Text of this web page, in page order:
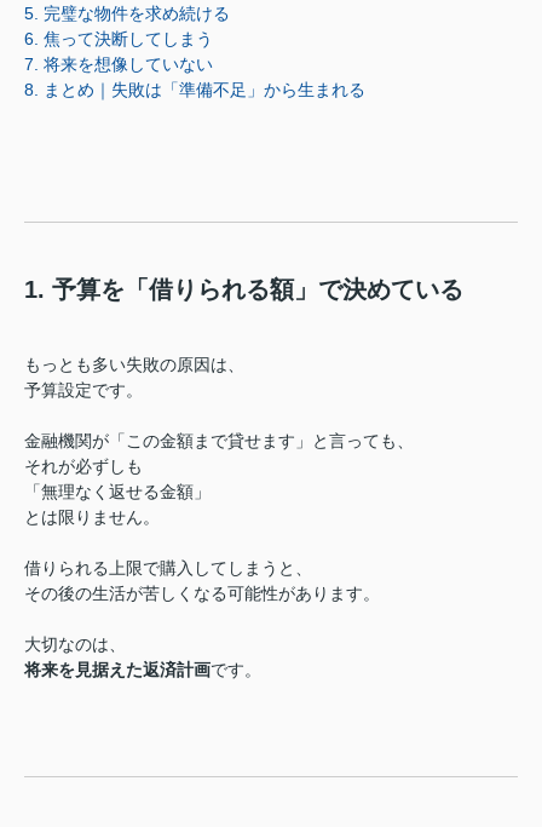
5. 完璧な物件を求め続ける
6. 焦って決断してしまう
7. 将来を想像していない
8. まとめ｜失敗は「準備不足」から生まれる
1. 予算を「借りられる額」で決めている
もっとも多い失敗の原因は、
予算設定です。
金融機関が「この金額まで貸せます」と言っても、
それが必ずしも
「無理なく返せる金額」
とは限りません。
借りられる上限で購入してしまうと、
その後の生活が苦しくなる可能性があります。
大切なのは、
将来を見据えた返済計画です。